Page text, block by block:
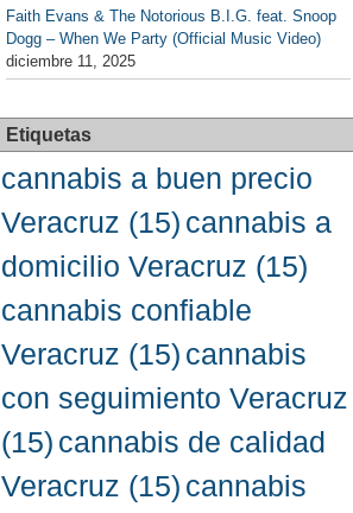
Faith Evans & The Notorious B.I.G. feat. Snoop
Dogg – When We Party (Official Music Video)
diciembre 11, 2025
Etiquetas
cannabis a buen precio
Veracruz (15) cannabis a
domicilio Veracruz (15)
cannabis confiable
Veracruz (15) cannabis
con seguimiento Veracruz
(15) cannabis de calidad
Veracruz (15) cannabis